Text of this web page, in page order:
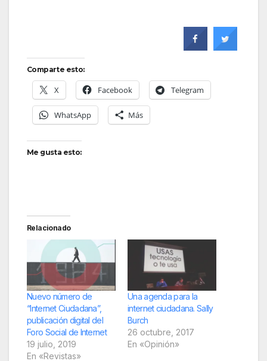
Comparte esto:
X Facebook Telegram
WhatsApp Más
Me gusta esto:
Relacionado
Nuevo número de
“Internet Ciudadana”,
publicación digital del
Foro Social de Internet
19 julio, 2019
En «Revistas»
Una agenda para la
internet ciudadana. Sally
Burch
26 octubre, 2017
En «Opinión»